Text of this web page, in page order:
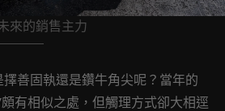
來的銷售主力
善固執還是鑽牛角尖呢？當年的
有相似之處，但觸理方式卻大相逕